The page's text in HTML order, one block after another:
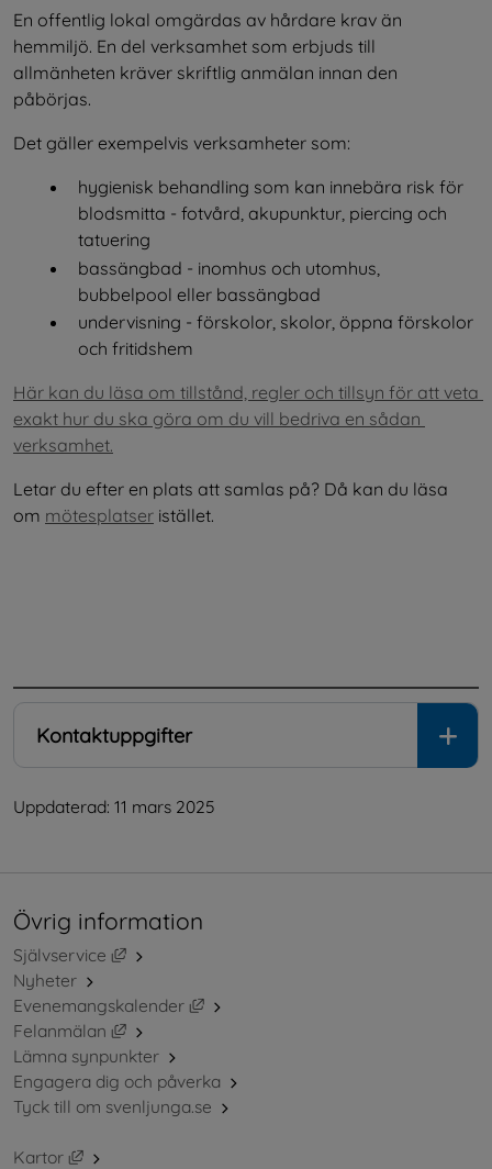
En offentlig lokal omgärdas av hårdare krav än
hemmiljö. En del verksamhet som erbjuds till
allmänheten kräver skriftlig anmälan innan den
påbörjas.
Det gäller exempelvis verksamheter som:
hygienisk behandling som kan innebära risk för
blodsmitta - fotvård, akupunktur, piercing och
tatuering
bassängbad - inomhus och utomhus,
bubbelpool eller bassängbad
undervisning - förskolor, skolor, öppna förskolor
och fritidshem
Här kan du läsa om tillstånd, regler och tillsyn för att veta
exakt hur du ska göra om du vill bedriva en sådan
verksamhet.
Letar du efter en plats att samlas på? Då kan du läsa
om mötesplatser istället.
Kontaktuppgifter
Uppdaterad: 11 mars 2025
Övrig information
Självservice
Länk till annan webbplats, öppnas i nytt fönster.
Nyheter
Evenemangskalender
Länk till annan webbplats, öppnas i
Felanmälan
Länk till annan webbplats, öppnas i nytt fönster.
Lämna synpunkter
Engagera dig och påverka
Tyck till om svenljunga.se
Kartor
Länk till annan webbplats, öppnas i nytt fönster.